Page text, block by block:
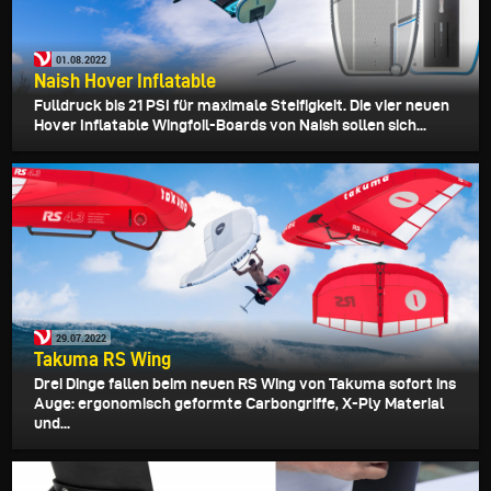
01.08.2022
Naish Hover Inflatable
Fulldruck bis 21 PSI für maximale Steifigkeit. Die vier neuen
Hover Inflatable Wingfoil-Boards von Naish sollen sich...
29.07.2022
Takuma RS Wing
Drei Dinge fallen beim neuen RS Wing von Takuma sofort ins
Auge: ergonomisch geformte Carbongriffe, X-Ply Material
und...